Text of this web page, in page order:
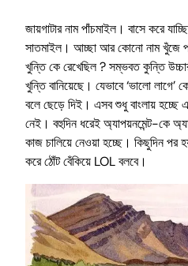
জায়গাটার নাম পাঁচমাইল। বাসে করে
সাতমাইল। আচ্ছা আর কোনো নাম খুঁজে
খুন্তি কে রেখেছিল ? সম্ভবত কুন্তি
খুন্তি বানিয়েছে। যেভাবে ‘ভালো লাগে’
বলে ছেড়ে দিই। এসব শুধু বাংলায় হচ্ছে
নেই। বহুদিন ধরেই অ্যাপয়নমেন্ট-কে
কাজ চালিয়ে নেওয়া হচ্ছে। কিছুদিন পর
করে ঠোঁট বেঁকিয়ে LOL বলবে।